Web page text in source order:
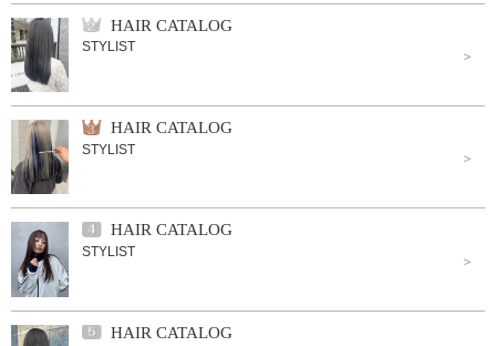
HAIR CATALOG
STYLIST
HAIR CATALOG
STYLIST
HAIR CATALOG
STYLIST
HAIR CATALOG